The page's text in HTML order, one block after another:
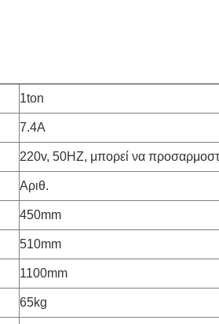
1ton
7.4A
220v, 50HZ, μπορεί να
Αριθ.
450mm
510mm
1100mm
65kg